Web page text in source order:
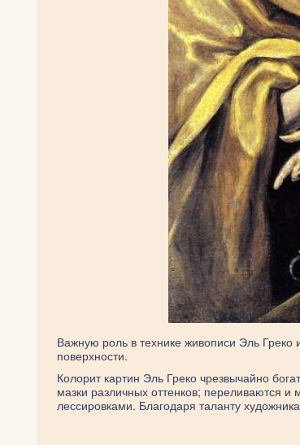
Важную роль в технике живописи Эль Греко
поверхности.
Колорит картин Эль Греко чрезвычайно
мазки различных оттенков; переливаются
лессировками. Благодаря таланту